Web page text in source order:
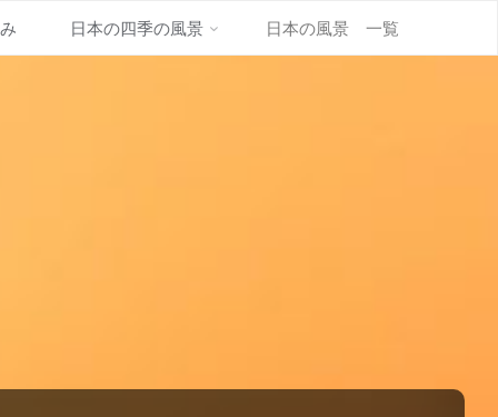
日本の四季の風景 日本の風景 一覧